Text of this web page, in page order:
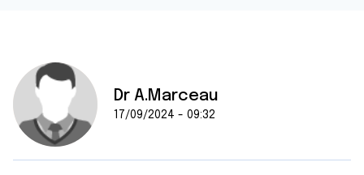
Dr A.Marceau
17/09/2024 - 09:32